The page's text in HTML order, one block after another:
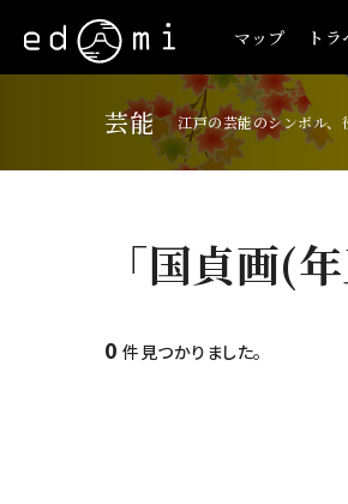
マップ ト
芸能 江戸の芸能のシンボル、
「国貞画(
0 件見つかりました。